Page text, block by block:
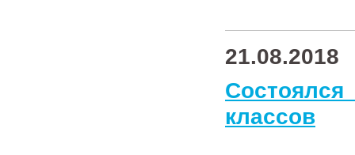
21.08.2018
классов